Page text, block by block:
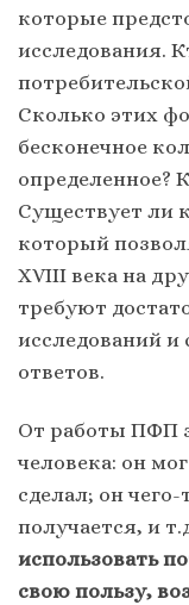
которые
исследования.
Сколько этих
бесконечное
определенное?
Существует ли
который
XVIII века на
требуют
исследований и
ответов.
От работы ПФП
человека: он
сделал; он чего-
получается, и
использовать
свою пользу,